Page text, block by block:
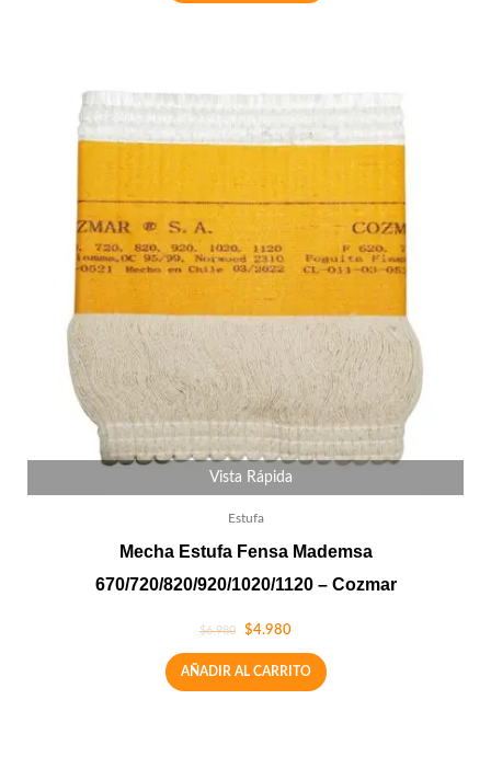
Vista Rápida
Estufa
Mecha Estufa Fensa Mademsa
670/720/820/920/1020/1120 – Cozmar
$6.980 $4.980
AÑADIR AL CARRITO